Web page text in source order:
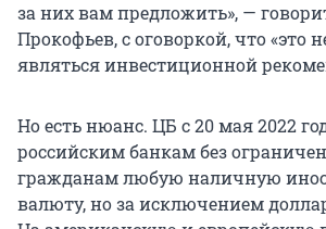
за них вам предложить», —
Прокофьев, с оговоркой, что «это
являться инвестиционной
Но есть нюанс. ЦБ с 20 мая 2022
российским банкам без
гражданам любую наличную
валюту, но за исключением